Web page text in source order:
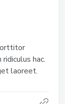
hac.
laoreet.